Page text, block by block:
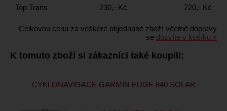
Top Trans 230,- Kč 720,- Kč
Celkovou cenu za veškeré objednané zboží včetně dopravy
se dozvíte v košíku »
K tomuto zboží si zákazníci také koupili:
CYKLONAVIGACE GARMIN EDGE 840 SOLAR